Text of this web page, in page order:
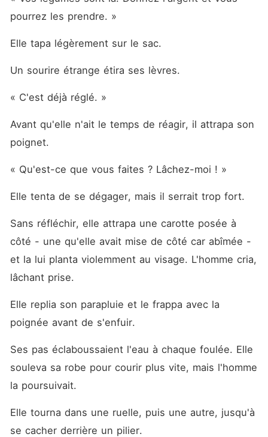
pourrez les prendre. »
Elle tapa légèrement sur le sac.
Un sourire étrange étira ses lèvres.
« C'est déjà réglé. »
Avant qu'elle n'ait le temps de réagir, il attrapa son
poignet.
« Qu'est-ce que vous faites ? Lâchez-moi ! »
Elle tenta de se dégager, mais il serrait trop fort.
Sans réfléchir, elle attrapa une carotte posée à
côté - une qu'elle avait mise de côté car abîmée -
et la lui planta violemment au visage. L'homme cria,
lâchant prise.
Elle replia son parapluie et le frappa avec la
poignée avant de s'enfuir.
Ses pas éclaboussaient l'eau à chaque foulée. Elle
souleva sa robe pour courir plus vite, mais l'homme
la poursuivait.
Elle tourna dans une ruelle, puis une autre, jusqu'à
se cacher derrière un pilier.